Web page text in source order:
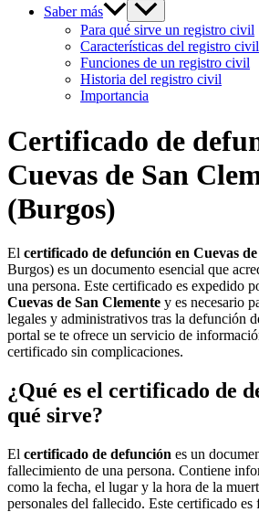
Saber más
Para qué sirve un registro civil
Características del registro civil
Funciones de un registro civil
Historia del registro civil
Importancia
Certificado de
Cuevas de San
(Burgos)
El certificado de defunción en Cuevas
Burgos) es un documento esencial que
una persona. Este certificado es expedido
Cuevas de San Clemente y es necesario
legales y administrativos tras la defunción
portal se te ofrece un servicio de
certificado sin complicaciones.
¿Qué es el certificado de
qué sirve?
El certificado de defunción es un
fallecimiento de una persona. Contiene
como la fecha, el lugar y la hora de la
personales del fallecido. Este certificado es